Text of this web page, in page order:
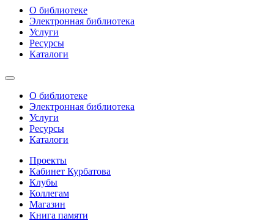
О библиотеке
Электронная библиотека
Услуги
Ресурсы
Каталоги
О библиотеке
Электронная библиотека
Услуги
Ресурсы
Каталоги
Проекты
Кабинет Курбатова
Клубы
Коллегам
Магазин
Книга памяти